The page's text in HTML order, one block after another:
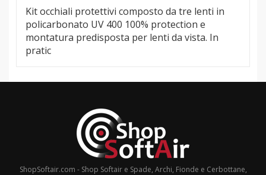
Kit occhiali protettivi composto da tre lenti in
policarbonato UV 400 100% protection e
montatura predisposta per lenti da vista. In
pratic
ShopSoftair.com - Shop Softair e Spade, Archi, Fionde e Cerbottane,